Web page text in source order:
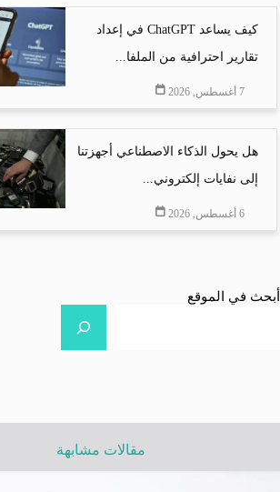
كيف يساعد ChatGPT في إعداد
تقارير احترافية من الملفا...
7 أغسطس, 2026
هل يحول الذكاء الاصطناعي أجهزتنا
إلى نفايات إلكتروني...
6 أغسطس, 2026
أبحث في الموقع
مقالات مشابهة